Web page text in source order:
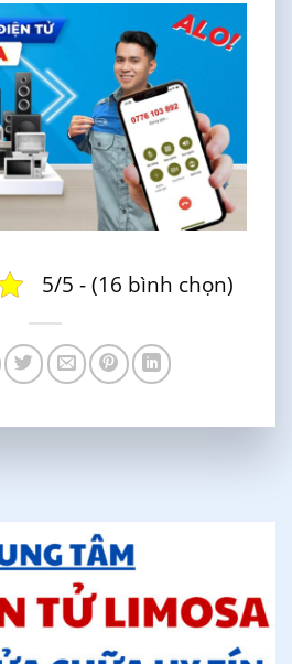
5/5 - (16 bình chọn)